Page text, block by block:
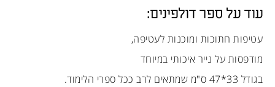
עוד על ספר דולפינים:
עטיפות חתוכות ומוכנות לעטיפה,
מודפסות על נייר איכותי במיוחד
בגודל 33*47 ס"מ שמתאים לרב ככל ספרי הלימוד.